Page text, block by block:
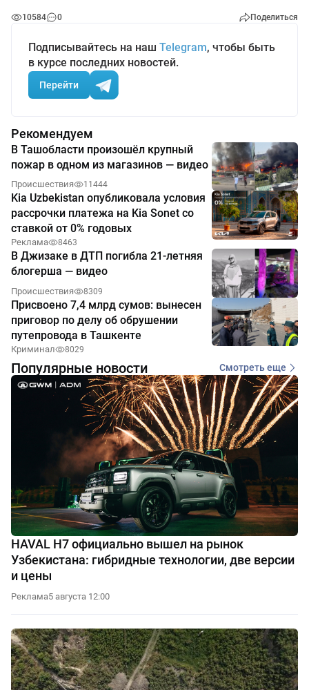
10584 0 Поделиться
Подписывайтесь на наш Telegram, чтобы быть
в курсе последних новостей.
Перейти
Рекомендуем
В Ташобласти произошёл крупный
пожар в одном из магазинов — видео
Происшествия 11444
Kia Uzbekistan опубликовала условия
рассрочки платежа на Kia Sonet со
ставкой от 0% годовых
Реклама 8463
В Джизаке в ДТП погибла 21-летняя
блогерша — видео
Происшествия 8309
Присвоено 7,4 млрд сумов: вынесен
приговор по делу об обрушении
путепровода в Ташкенте
Криминал 8029
Популярные новости Смотреть еще
HAVAL H7 официально вышел на рынок
Узбекистана: гибридные технологии, две версии
и цены
Реклама5 августа 12:00